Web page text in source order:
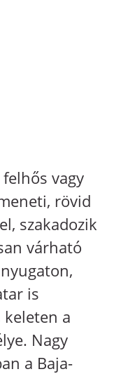
vagy
rövid
szakadozik
várható
is
a
Nagy
a Baja-